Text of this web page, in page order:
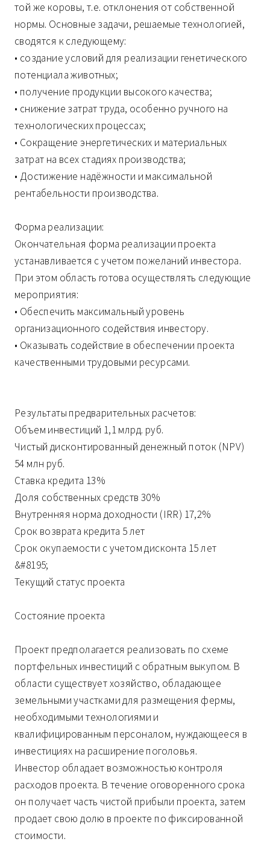
той же коровы, т.е. отклонения от собственной
нормы. Основные задачи, решаемые технологией,
сводятся к следующему:
• создание условий для реализации генетического
потенциала животных;
• получение продукции высокого качества;
• снижение затрат труда, особенно ручного на
технологических процессах;
• Сокращение энергетических и материальных
затрат на всех стадиях производства;
• Достижение надёжности и максимальной
рентабельности производства.
Форма реализации:
Окончательная форма реализации проекта
устанавливается с учетом пожеланий инвестора.
При этом область готова осуществлять следующие
мероприятия:
• Обеспечить максимальный уровень
организационного содействия инвестору.
• Оказывать содействие в обеспечении проекта
качественными трудовыми ресурсами.
Результаты предварительных расчетов:
Объем инвестиций 1,1 млрд. руб.
Чистый дисконтированный денежный поток (NPV)
54 млн руб.
Ставка кредита 13%
Доля собственных средств 30%
Внутренняя норма доходности (IRR) 17,2%
Срок возврата кредита 5 лет
Срок окупаемости с учетом дисконта 15 лет
&#8195;
Текущий статус проекта
Состояние проекта
Проект предполагается реализовать по схеме
портфельных инвестиций с обратным выкупом. В
области существует хозяйство, обладающее
земельными участками для размещения фермы,
необходимыми технологиями и
квалифицированным персоналом, нуждающееся в
инвестициях на расширение поголовья.
Инвестор обладает возможностью контроля
расходов проекта. В течение оговоренного срока
он получает часть чистой прибыли проекта, затем
продает свою долю в проекте по фиксированной
стоимости.